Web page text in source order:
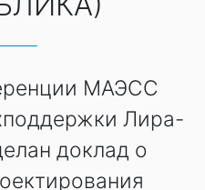
МАЭСС
Лира-
доклад о